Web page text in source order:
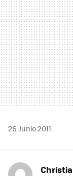
26 Junio 2011